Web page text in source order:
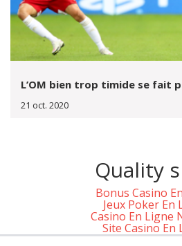
L’OM bien trop timide se fait
21 oct. 2020
Quality
Bonus Casino
Jeux Poker En
Casino En Ligne
Site Casino En